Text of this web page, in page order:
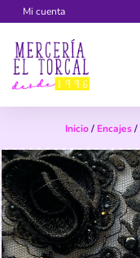
Mi cuenta
Inicio/ Encajes/